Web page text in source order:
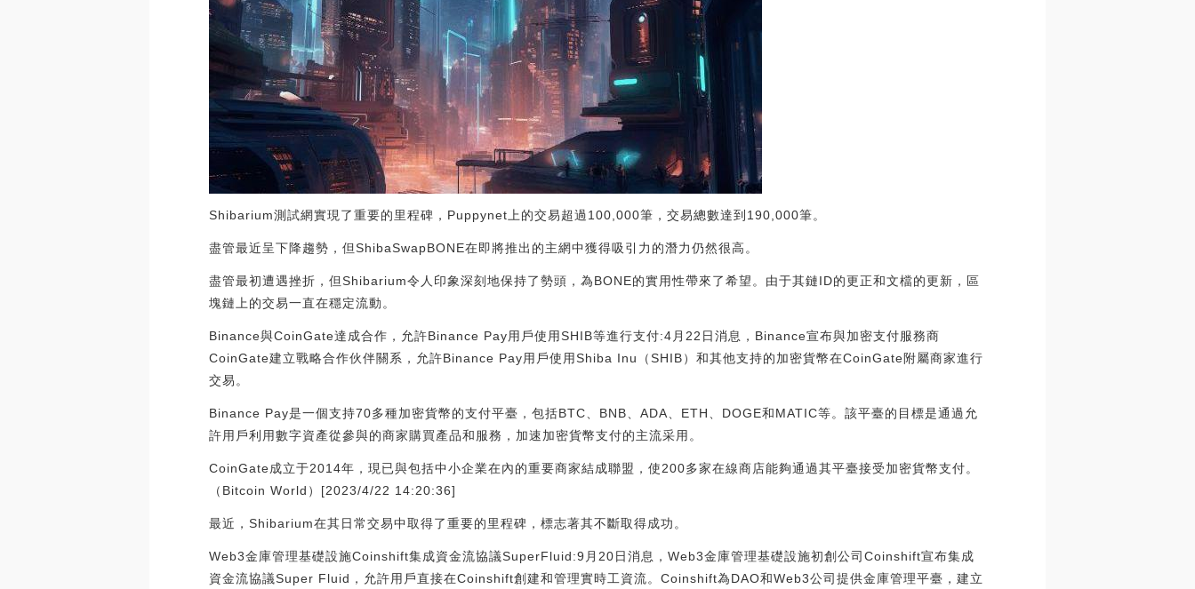
Shibarium測試網實現了重要的里程碑，Puppynet上的交易超過100,000筆，交易總數達到190,000筆。
盡管最近呈下降趨勢，但ShibaSwapBONE在即將推出的主網中獲得吸引力的潛力仍然很高。
盡管最初遭遇挫折，但Shibarium令人印象深刻地保持了勢頭，為BONE的實用性帶來了希望。由于其鏈ID的更正和文檔的更新，區
塊鏈上的交易一直在穩定流動。
Binance與CoinGate達成合作，允許Binance Pay用戶使用SHIB等進行支付:4月22日消息，Binance宣布與加密支付服務商
CoinGate建立戰略合作伙伴關系，允許Binance Pay用戶使用Shiba Inu（SHIB）和其他支持的加密貨幣在CoinGate附屬商家進行
交易。
Binance Pay是一個支持70多種加密貨幣的支付平臺，包括BTC、BNB、ADA、ETH、DOGE和MATIC等。該平臺的目標是通過允
許用戶利用數字資產從參與的商家購買產品和服務，加速加密貨幣支付的主流采用。
CoinGate成立于2014年，現已與包括中小企業在內的重要商家結成聯盟，使200多家在線商店能夠通過其平臺接受加密貨幣支付。
（Bitcoin World）[2023/4/22 14:20:36]
最近，Shibarium在其日常交易中取得了重要的里程碑，標志著其不斷取得成功。
Web3金庫管理基礎設施Coinshift集成資金流協議SuperFluid:9月20日消息，Web3金庫管理基礎設施初創公司Coinshift宣布集成
資金流協議Super Fluid，允許用戶直接在Coinshift創建和管理實時工資流。Coinshift為DAO和Web3公司提供金庫管理平臺，建立